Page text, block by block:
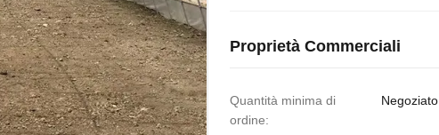
Proprietà Commerciali
Quantità minima di
ordine:
Negoziato